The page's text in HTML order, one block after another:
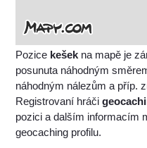
Pozice kešek na mapě je
posunuta náhodným
náhodným nálezům a příp.
Registrovaní hráči
pozici a dalším informacím
geocaching profilu.